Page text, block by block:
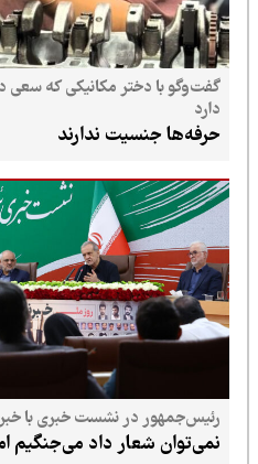
گفت‌وگو با دختر مکانیکی که سعی در
حرفه‌ها جنسیت ندارند
رئیس‌جمهور در نشست خبری با
نمی‌توان شعار داد می‌جنگیم اما در